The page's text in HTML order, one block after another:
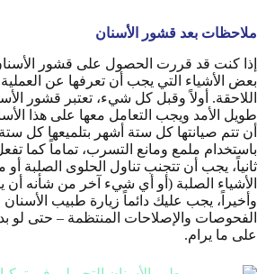
ملاحظات بعد قشور الأسنان
إذا كنت قد قررت الحصول على قشور
بعض الأشياء التي يجب أن تعرفها عن العملية
اللاحقة. أولاً وقبل كل شيء، تعتبر قشور
طويل الأمد ويجب التعامل معها على هذا
أن تتم صيانتها كل ستة أشهر بتلميعها كل
باستخدام ملمع ومانع التسرب، تماماً كما
ثانياً، يجب أن تتجنب تناول الحلوى الصلبة
الأشياء الصلبة (أو أي شيء آخر من شأنه أن
وأخيراً، يجب عليك دائماً زيارة طبيب الأسنان
الفحوصات والإصلاحات المنتظمة – حتى لو
على ما يرام.